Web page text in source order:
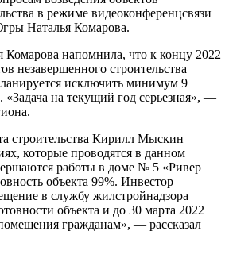
в режиме видеоконференцсвязи
Наталья Комарова.
Комарова напомнила, что к концу 2022
незавершенного строительства
исключить минимум 9
на текущий год серьезная», —
строительства Кирилл Мыскин
которые проводятся в данном
работы в доме № 5 «Ривер
объекта 99%. Инвестор
в службу жилстройнадзора
объекта и до 30 марта 2022
гражданам», — рассказал